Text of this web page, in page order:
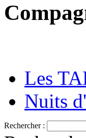
Les
Nuits
Rechercher :